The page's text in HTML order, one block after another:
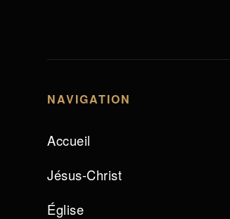
NAVIGATION
Accueil
Jésus-Christ
Église